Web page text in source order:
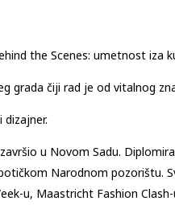
the Scenes: umetnost iza
grada čiji rad je od vitalnog
u Novom Sadu.
Narodnom pozorištu.
u, Maastricht Fashion